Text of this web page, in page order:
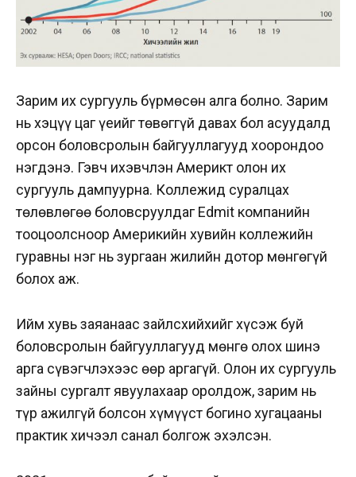
Зарим их сургууль бүрмөсөн алга болно. Зарим
нь хэцүү цаг үеийг төвөггүй давах бол асуудалд
орсон боловсролын байгууллагууд хоорондоо
нэгдэнэ. Гэвч ихэвчлэн Америкт олон их
сургууль дампуурна. Коллежид суралцах
төлөвлөгөө боловсруулдаг Edmit компанийн
тооцоолсноор Америкийн хувийн коллежийн
гуравны нэг нь зургаан жилийн дотор мөнгөгүй
болох аж.
Ийм хувь заяанаас зайлсхийхийг хүсэж буй
боловсролын байгууллагууд мөнгө олох шинэ
арга сүвэгчлэхээс өөр аргагүй. Олон их сургууль
зайны сургалт явуулахаар оролдож, зарим нь
түр ажилгүй болсон хүмүүст богино хугацааны
практик хичээл санал болгож эхэлсэн.